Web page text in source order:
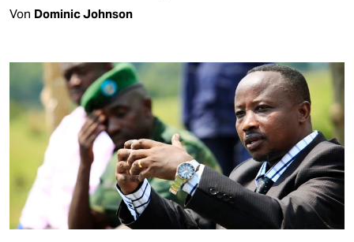
Von Dominic Johnson